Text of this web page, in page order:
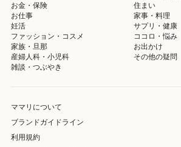
お金・保険
住まい
お仕事
家事・料理
妊活
サプリ・健康
ファッション・コスメ
ココロ・悩み
家族・旦那
お出かけ
産婦人科・小児科
その他の疑問
雑談・つぶやき
ママリについて
ブランドガイドライン
利用規約